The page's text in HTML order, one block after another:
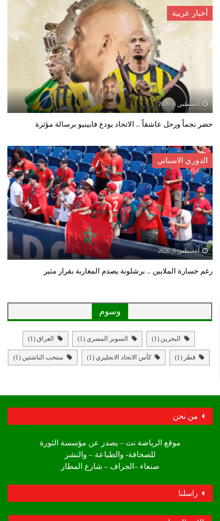
أخبار عربية
أغسطس 6, 2026
حضر نجماً ورحل عاشقاً .. الاتحاد يودع فابينيو برسالة مؤثرة
الدوري الاسباني
أغسطس 6, 2026
رغم خسارة الملايين .. برشلونة يصدم المغاربة بقرار مثير
وسوم
البحرين (1) السوبر المصري (1) العراق (1)
قطر (1) كأس الاتحاد الانجليزي (1) منتخب الناشئين (1)
من نحن
موقع الرياضة نت – يصدر عن مؤسسة الثورة
للصحافة- والطباعة – والنشر
صنعاء –الجراف – شارع المطار
راسلنا